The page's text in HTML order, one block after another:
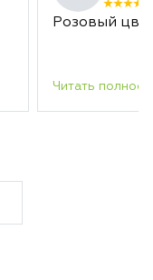
Розовый
Читать